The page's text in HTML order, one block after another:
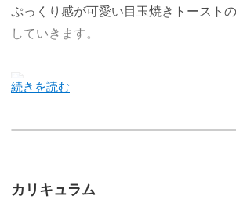
ぷっくり感が可愛い目玉焼きトースト
していきます。
今回のフリーレッスンでは、DAISY先生
カリキュラム